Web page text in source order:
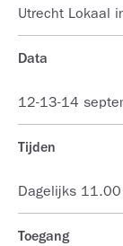
Utrecht Lokaal
Data
12-13-14
Tijden
Dagelijks
Toegang